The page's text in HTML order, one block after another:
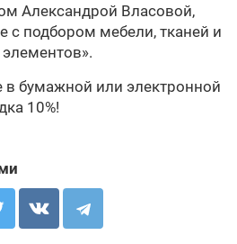
Александрой Власовой,
с подбором мебели, тканей и
в бумажной или электронной
10%!